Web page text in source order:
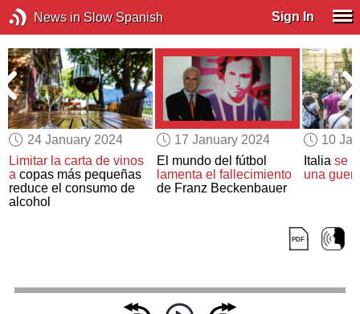
News in Slow Spanish Sign In
24 January 2024
Limitar la carta de vinos
a copas más pequeñas
reduce el consumo de
alcohol
17 January 2024
El mundo del fútbol
lamenta el fallecimiento
de Franz Beckenbauer
10
Italia se
una